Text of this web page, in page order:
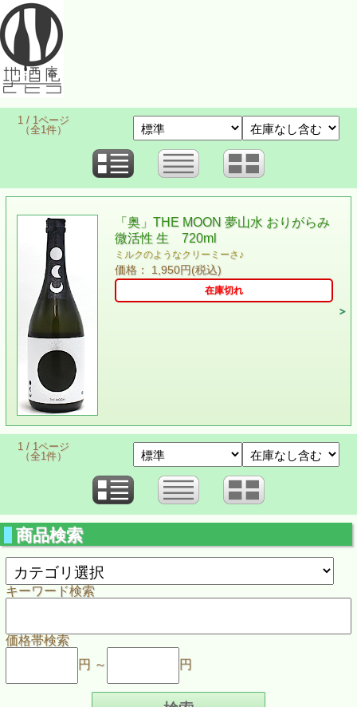
1 / 1ページ
（全1件）
「奥」THE MOON 夢山水 おりがらみ
微活性 生 720ml
ミルクのようなクリーミーさ♪
価格： 1,950円(税込)
在庫切れ
1 / 1ページ
（全1件）
商品検索
キーワード検索
価格帯検索
円 ～
円